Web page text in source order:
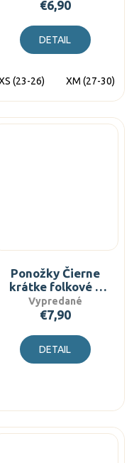
€6,90
DETAIL
(23-26) XM (27-30)
Ponožky Čierne
krátke folkové s
masľou
Vypredané
€7,90
DETAIL